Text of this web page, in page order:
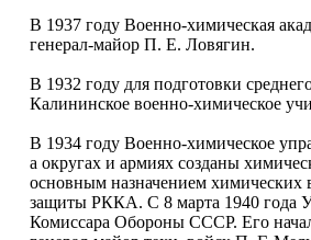
В 1937 году Военно-химическая
генерал-майор П. Е. Ловягин.
В 1932 году для подготовки
Калининское военно-химическое
В 1934 году Военно-химическое
а округах и армиях созданы
основным назначением
защиты РККА. С 8 марта 1940 года
Комиссара Обороны СССР. Его